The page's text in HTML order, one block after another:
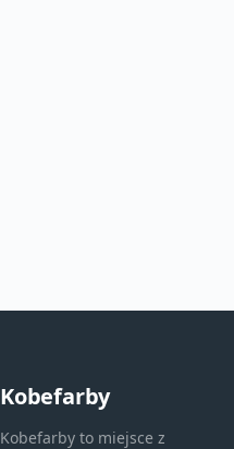
Kobefarby
Kobefarby to miejsce z